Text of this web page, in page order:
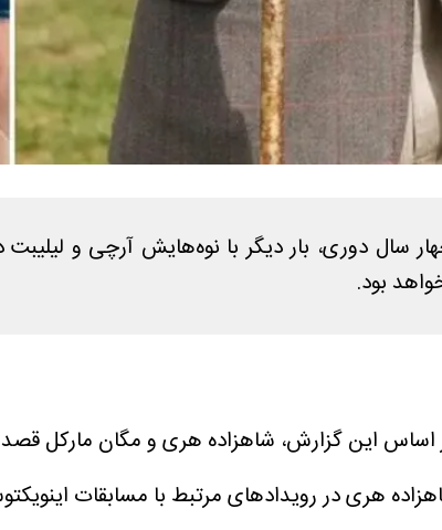
سال دوری، بار دیگر با نوه‌هایش آرچی و
بود.